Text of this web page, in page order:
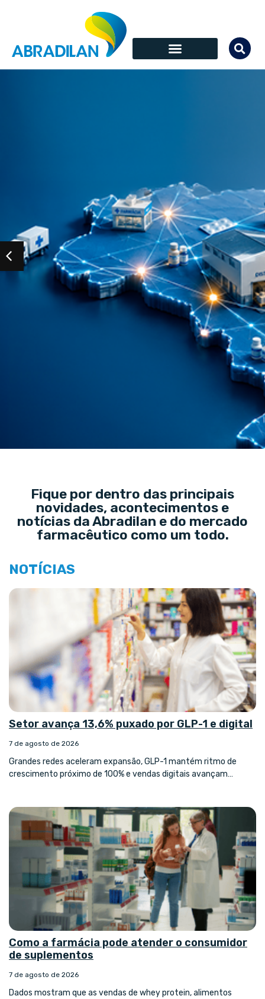
Fique por dentro das principais
novidades, acontecimentos e
notícias da Abradilan e do mercado
farmacêutico como um todo.
NOTÍCIAS
Setor avança 13,6% puxado por GLP-1 e digital
7 de agosto de 2026
Grandes redes aceleram expansão, GLP-1 mantém ritmo de
crescimento próximo de 100% e vendas digitais avançam…
Como a farmácia pode atender o consumidor
de suplementos
7 de agosto de 2026
Dados mostram que as vendas de whey protein, alimentos